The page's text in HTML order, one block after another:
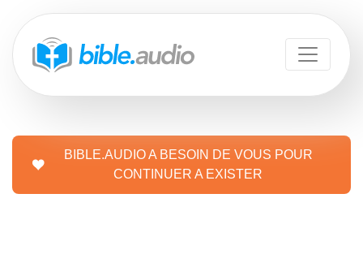
BIBLE.AUDIO A BESOIN DE VOUS POUR
CONTINUER A EXISTER